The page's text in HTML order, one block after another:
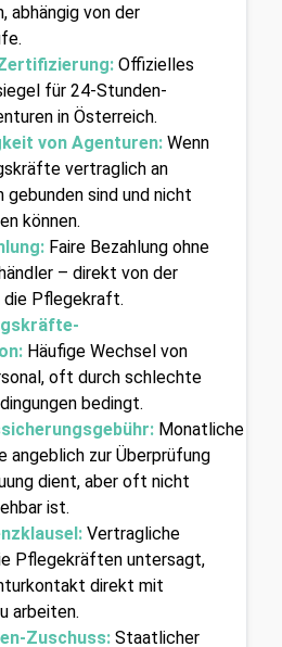
abhängig von der
Offizielles
für 24-Stunden-
in Österreich.
von Agenturen: Wenn
vertraglich an
gebunden sind und nicht
können.
Faire Bezahlung ohne
– direkt von der
die Pflegekraft.
Häufige Wechsel von
oft durch schlechte
bedingt.
Monatliche
angeblich zur Überprüfung
dient, aber oft nicht
ist.
Vertragliche
Pflegekräften untersagt,
direkt mit
arbeiten.
Zuschuss: Staatlicher